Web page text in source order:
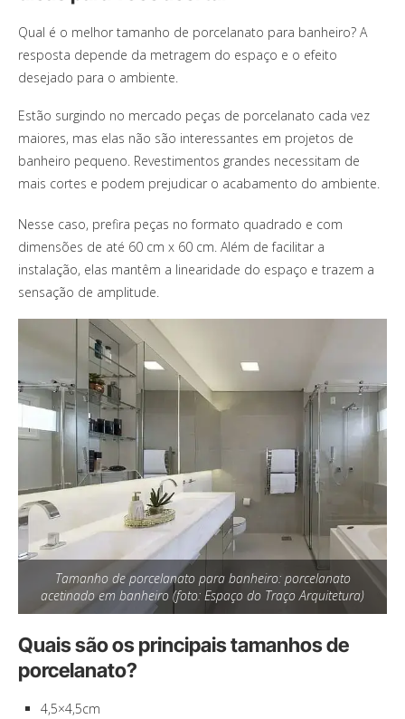
Qual é o melhor tamanho de porcelanato para banheiro? A
resposta depende da metragem do espaço e o efeito
desejado para o ambiente.
Estão surgindo no mercado peças de porcelanato cada vez
maiores, mas elas não são interessantes em projetos de
banheiro pequeno. Revestimentos grandes necessitam de
mais cortes e podem prejudicar o acabamento do ambiente.
Nesse caso, prefira peças no formato quadrado e com
dimensões de até 60 cm x 60 cm. Além de facilitar a
instalação, elas mantêm a linearidade do espaço e trazem a
sensação de amplitude.
Tamanho de porcelanato para banheiro: porcelanato
acetinado em banheiro (foto: Espaço do Traço Arquitetura)
Quais são os principais tamanhos de
porcelanato?
4,5×4,5cm